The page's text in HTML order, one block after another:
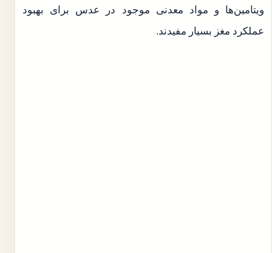
ویتامین‌ها و مواد معدنی موجود در عدس برای بهبود
عملکرد مغز بسیار مفیدند.